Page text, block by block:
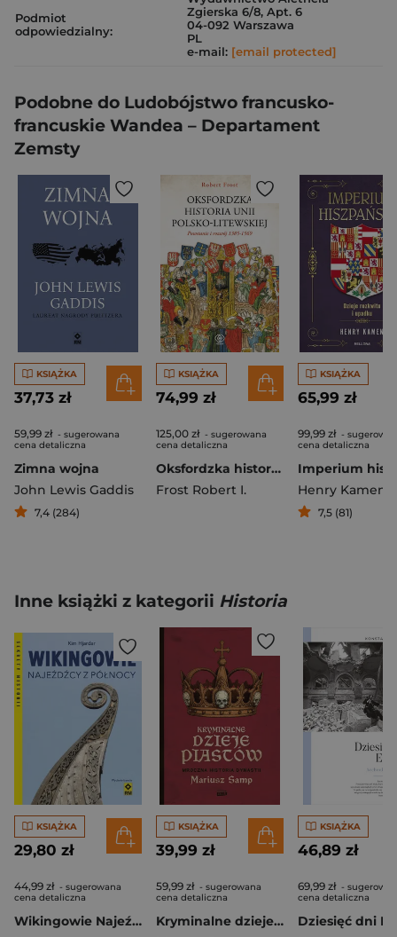
Podmiot
odpowiedzialny:
Zgierska 6/8, Apt. 6
04-092 Warszawa
PL
e-mail: [email protected]
Podobne do Ludobójstwo francusko-
francuskie Wandea – Departament
Zemsty
KSIĄŻKA
37,73 zł
59,99 zł - sugerowana
cena detaliczna
Zimna wojna
John Lewis Gaddis
7,4 (284)
KSIĄŻKA
74,99 zł
125,00 zł - sugerowana
cena detaliczna
Oksfordzka historia unii polsko-litewskiej. Powstanie i rozwój 1385-1569
Frost Robert I.
KSIĄŻKA
65,99 zł
99,99 zł -
cena detaliczna
Henry Kamen
7,5 (81)
Inne książki z kategorii Historia
KSIĄŻKA
29,80 zł
44,99 zł - sugerowana
cena detaliczna
Wikingowie Najeźdźcy z Północy wyd. 2026
KSIĄŻKA
39,99 zł
59,99 zł - sugerowana
cena detaliczna
Kryminalne dzieje Piastów. Mroczna historia dynastii
KSIĄŻKA
46,89 zł
69,99 zł -
cena detaliczna